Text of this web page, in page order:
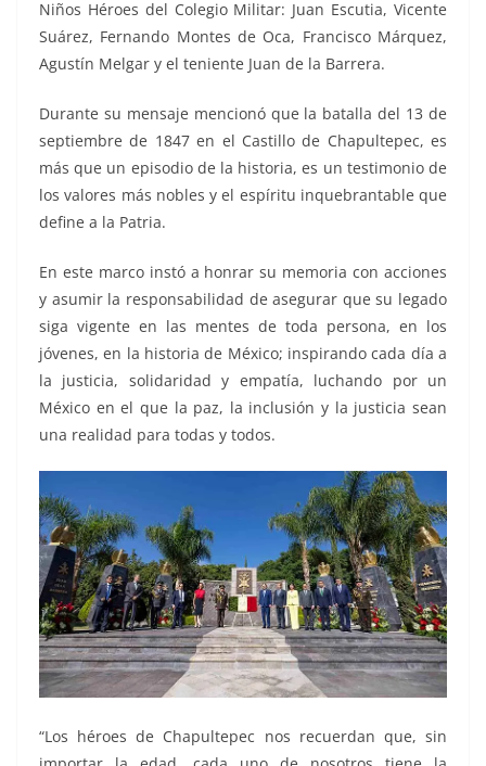
Niños Héroes del Colegio Militar: Juan Escutia, Vicente
Suárez, Fernando Montes de Oca, Francisco Márquez,
Agustín Melgar y el teniente Juan de la Barrera.
Durante su mensaje mencionó que la batalla del 13 de
septiembre de 1847 en el Castillo de Chapultepec, es
más que un episodio de la historia, es un testimonio de
los valores más nobles y el espíritu inquebrantable que
define a la Patria.
En este marco instó a honrar su memoria con acciones
y asumir la responsabilidad de asegurar que su legado
siga vigente en las mentes de toda persona, en los
jóvenes, en la historia de México; inspirando cada día a
la justicia, solidaridad y empatía, luchando por un
México en el que la paz, la inclusión y la justicia sean
una realidad para todas y todos.
“Los héroes de Chapultepec nos recuerdan que, sin